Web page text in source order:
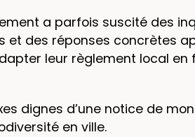
a parfois suscité des
des réponses concrètes
leur règlement local
dignes d’une notice de
en ville.